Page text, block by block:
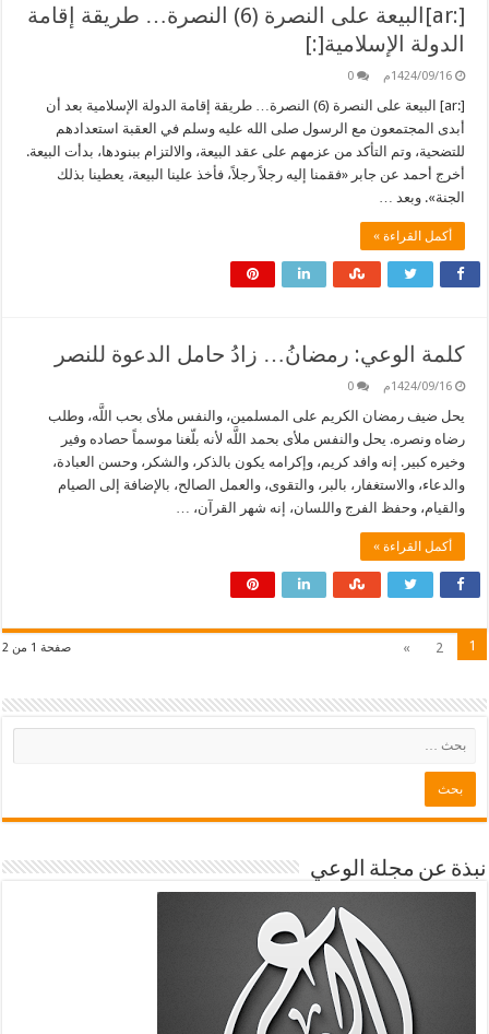
[:ar]البيعة على النصرة (6) النصرة… طريقة إقامة
الدولة الإسلامية[:]
1424/09/16م 0
[:ar] البيعة على النصرة (6) النصرة… طريقة إقامة الدولة الإسلامية بعد أن
أبدى المجتمعون مع الرسول صلى الله عليه وسلم في العقبة استعدادهم
للتضحية، وتم التأكد من عزمهم على عقد البيعة، والالتزام ببنودها، بدأت البيعة.
أخرج أحمد عن جابر «فقمنا إليه رجلاً رجلاً، فأخذ علينا البيعة، يعطينا بذلك
الجنة». وبعد …
أكمل القراءة »
كلمة الوعي: رمضانُ… زادُ حامل الدعوة للنصر
1424/09/16م 0
يحل ضيف رمضان الكريم على المسلمين، والنفس ملأى بحب اللَّه، وطلب
رضاه ونصره. يحل والنفس ملأى بحمد اللَّه لأنه بلّغنا موسماً حصاده وفير
وخيره كبير. إنه وافد كريم، وإكرامه يكون بالذكر، والشكر، وحسن العبادة،
والدعاء، والاستغفار، بالبر، والتقوى، والعمل الصالح، بالإضافة إلى الصيام
والقيام، وحفظ الفرج واللسان، إنه شهر القرآن، …
أكمل القراءة »
صفحة 1 من 2 1
2
»
نبذة عن مجلة الوعي